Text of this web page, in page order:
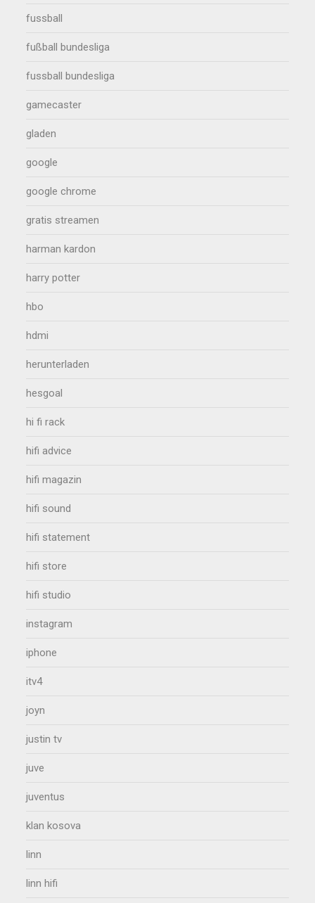
fussball
fußball bundesliga
fussball bundesliga
gamecaster
gladen
google
google chrome
gratis streamen
harman kardon
harry potter
hbo
hdmi
herunterladen
hesgoal
hi fi rack
hifi advice
hifi magazin
hifi sound
hifi statement
hifi store
hifi studio
instagram
iphone
itv4
joyn
justin tv
juve
juventus
klan kosova
linn
linn hifi